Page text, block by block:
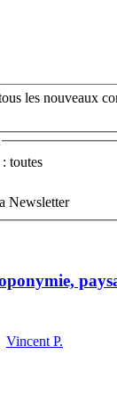
les nouveaux
toutes
Newsletter
Vincent P.